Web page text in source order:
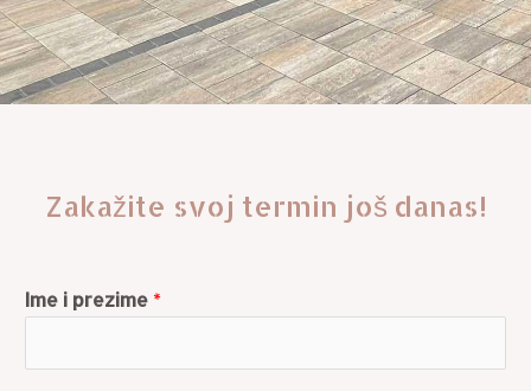
Zakažite svoj termin još danas!
Ime i prezime *